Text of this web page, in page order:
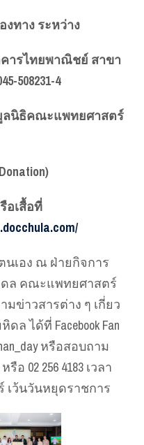
งทาง ระหว่าง
ารไทยพาณิชย์ สาขา
508231-4
ลนิธิคณะแพทยศาสตร์
อเสื้อที่
เอง ณ ฝ่ายกิจการ
ล คณะแพทยศาสตร์
ข่าวสารต่าง ๆ เกี่ยว
ได้ที่ Facebook Fan
หรือสอบถาม
รือ 02 256 4183 เวลา
เว้นวันหยุดราชการ